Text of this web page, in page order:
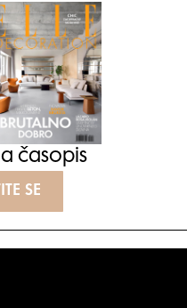
časopis
SE